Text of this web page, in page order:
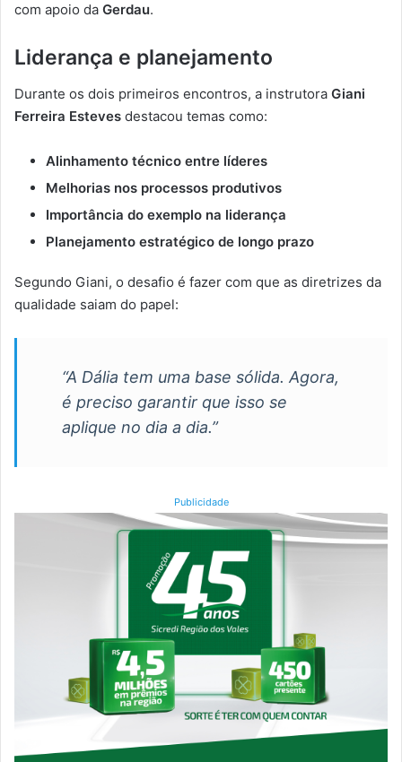
com apoio da Gerdau.
Liderança e planejamento
Durante os dois primeiros encontros, a instrutora Giani
Ferreira Esteves destacou temas como:
Alinhamento técnico entre líderes
Melhorias nos processos produtivos
Importância do exemplo na liderança
Planejamento estratégico de longo prazo
Segundo Giani, o desafio é fazer com que as diretrizes da
qualidade saiam do papel:
“A Dália tem uma base sólida. Agora,
é preciso garantir que isso se
aplique no dia a dia.”
Publicidade